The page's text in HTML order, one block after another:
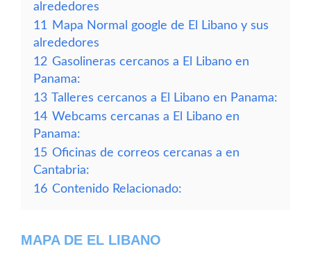
alrededores
11
Mapa Normal google de El Libano y sus
alrededores
12 Gasolineras cercanos a El Libano en
Panama:
13 Talleres cercanos a El Libano en Panama:
14 Webcams cercanas a El Libano en
Panama:
15 Oficinas de correos cercanas a en
Cantabria:
16 Contenido Relacionado:
MAPA DE EL LIBANO